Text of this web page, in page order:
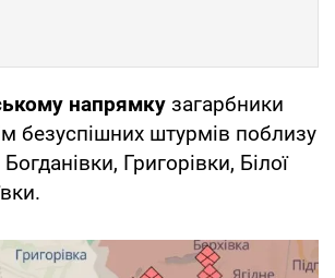
напрямку загарбники
безуспішних штурмів поблизу
Григорівки, Білої